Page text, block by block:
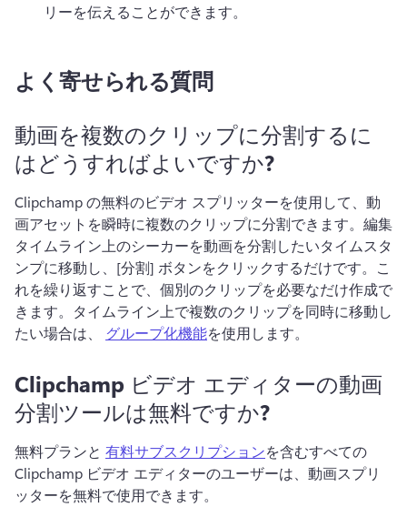
リーを伝えることができます。
よく寄せられる質問
動画を複数のクリップに分割するに
はどうすればよいですか?
Clipchamp の無料のビデオ スプリッターを使用して、動
画アセットを瞬時に複数のクリップに分割できます。 編集
タイムライン上のシーカーを動画を分割したいタイムスタ
ンプに移動し、[分割] ボタンをクリックするだけです。 こ
れを繰り返すことで、個別のクリップを必要なだけ作成で
きます。 タイムライン上で複数のクリップを同時に移動し
たい場合は、 グループ化機能を使用します。
Clipchamp ビデオ エディターの動画
分割ツールは無料ですか?
無料プランと 有料サブスクリプションを含むすべての
Clipchamp ビデオ エディターのユーザーは、動画スプリ
ッターを無料で使用できます。